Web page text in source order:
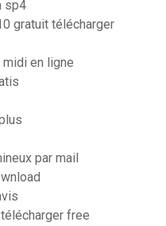
sp4
gratuit télécharger
en ligne
par mail
free